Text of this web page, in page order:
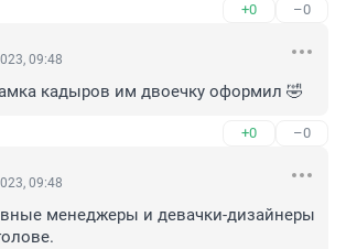
+0 –0
09:48
кадыров им двоечку оформил 🤣
+0 –0
09:48
менеджеры и девачки-дизайнеры